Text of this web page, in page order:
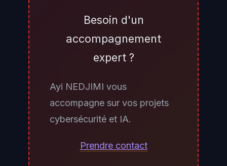
protège les conversations privées
compromis, l'attaquant ne peut
pas déchiffrer les messages privés
salons publics — non chiffrés de
bout en bout par nature du
protocole Matrix — ont pu être
consultés et collectés. Les agents
Besoin d'un
accompagnement
expert ?
Ayi NEDJIMI vous
accompagne sur vos projets
cybersécurité et IA.
Prendre contact